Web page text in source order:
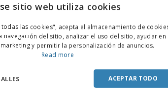
Ver diseño
sitio web utiliza cookies
las cookies", acepta el almacenamiento de
del sitio, analizar el uso del sitio, ayudar en
y permitir la personalización de anuncios.
Read more
ACEPTAR TODO